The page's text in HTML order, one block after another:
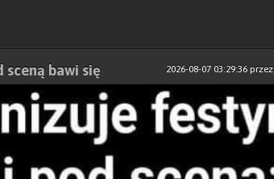
2026-08-07 03:29:36przez
sceną bawi się